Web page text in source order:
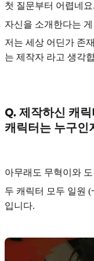
첫 질문부터 어렵네요.
자신을 소개한다는
저는 세상 어딘가 존
는 제작자 라고 생각
Q. 제작하신 캐
캐릭터는 누구인
아무래도 무혁이와
두 캐릭터 모두 일원 (
입니다.